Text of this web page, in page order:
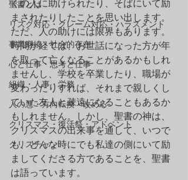
聖書とは
リスク対応・クレーム対応・ハラスメント
事業継続・社会的存在
心と仕事・思考と仕事
組織・人事・労務
人の悪・方向転換・改める
クリスマス・復活祭・アドベント
クリスチャン
くの人に助けられたり、そばにいて励
まされたりしたことを思い出します。
ただ、人の助けには限界もあります。
時間が経てば、お世話になった方が年
を取って亡くなることがあるかもしれ
ませんし、学校を卒業したり、職場が
変わったりすれば、それまで親しくし
ていた友人と疎遠になることもあるか
もしれません。しかし、聖書の神は、
クリスマスの出来事を通して、いつで
も、どんな時にでも私達の側にいて励
ましてくださる方であることを、聖書
は語っています。